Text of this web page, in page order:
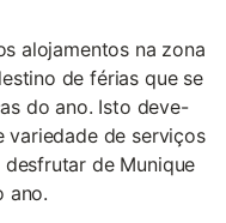
alojamentos na zona
de férias que se
do ano. Isto deve-
variedade de serviços
de Munique
ano.